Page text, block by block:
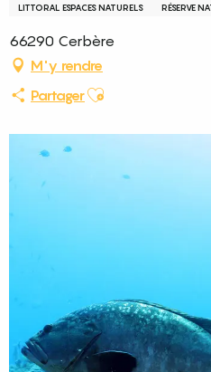
LITTORAL ESPACES NATURELS RÉSERVE
66290 Cerbère
M'y rendre
PartagerAjouter aux favoris